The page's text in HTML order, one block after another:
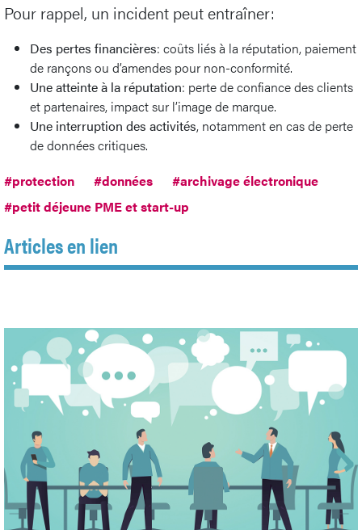
Pour rappel, un incident peut entraîner:
Des pertes financières: coûts liés à la réputation, paiement
de rançons ou d’amendes pour non-conformité.
Une atteinte à la réputation: perte de confiance des clients
et partenaires, impact sur l’image de marque.
Une interruption des activités, notamment en cas de perte
de données critiques.
#protection
#données
#archivage électronique
#petit déjeune PME et start-up
Articles en lien